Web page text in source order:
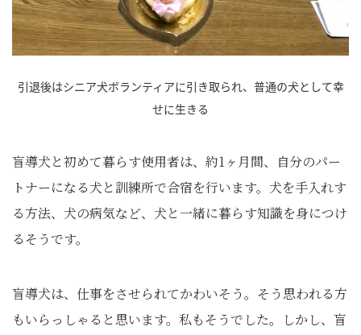
引退後はシニア犬ボランティアに引き取られ、普通の犬として幸
せに生きる
盲導犬と初めて暮らす使用者は、約1ヶ月間、自分のパー
トナーになる犬と訓練所で合宿を行います。犬を手入れす
る方法、犬の病気など、犬と一緒に暮らす知識を身につけ
るそうです。
盲導犬は、仕事をさせられてかわいそう。そう思われる方
もいらっしゃると思います。私もそうでした。しかし、盲